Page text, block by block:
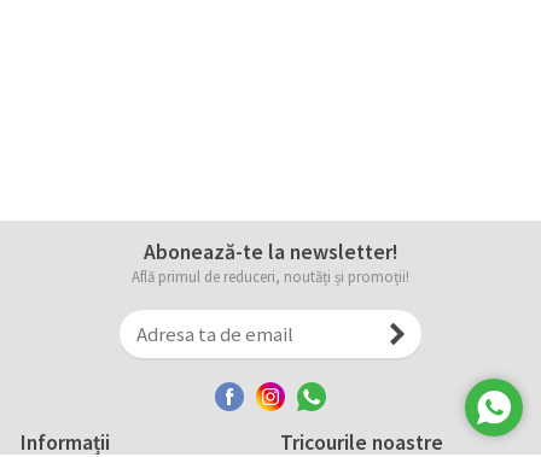
Abonează-te la newsletter!
Află primul de reduceri, noutăți și promoții!
Informații Tricourile noastre